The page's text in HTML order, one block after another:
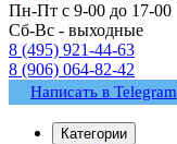
Пн-Пт с 9-00 до 17-00
Сб-Вс - выходные
8 (495) 921-44-63
8 (906) 064-82-42
Написать в Telegram
Категории